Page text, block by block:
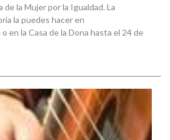
la Mujer por la Igualdad. La
la puedes hacer en
en la Casa de la Dona hasta el 24 de